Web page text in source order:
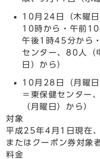
10月24日（木曜
10時から・午前
午後1時45分から
センター、80人（
日）から）
10月28日（月曜
＝東保健センター
（月曜日）から）
対象
平成25年4月1日現在
またはクーポン券対象
料金